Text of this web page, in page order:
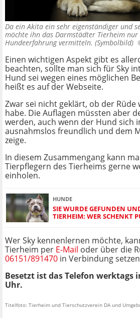
Da ein Akita ein sehr eigenständiger und
möchte ihn das Darmstädter Tierheim nur
Hundeerfahrung vermitteln. (Symbolbild)
Einen wichtigen Aspekt gibt es
beachten, sollte man sich für Sky
Hund sei wegen eines möglichen
heißt es auf der Webseite.
Zwar sei nicht geklärt, ob der Rüde
habe. Die Auflagen müssten aber
werden, auch wenn der Hund sich
ausnahmslos freundlich und dem
zeige.
In diesem Zusammengang kann
Tierpflegern des Tierheims gerne
einholen.
HUNDE
SIE WURDE GEFUNDEN
TIERHEIM: WER SCHENKT
Wer Sky kennenlernen möchte,
Tierheim per E-Mail oder über die
06151/891470 in Verbindung
Besetzt ist das Telefon werktags
Uhr.
Titelfoto: Tierheim und Tierschutzverein DA und